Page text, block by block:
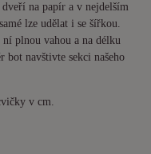
dveří na papír a v nejdelším
lze udělat i se šířkou.
plnou vahou a na délku
navštivte sekci našeho
v cm.